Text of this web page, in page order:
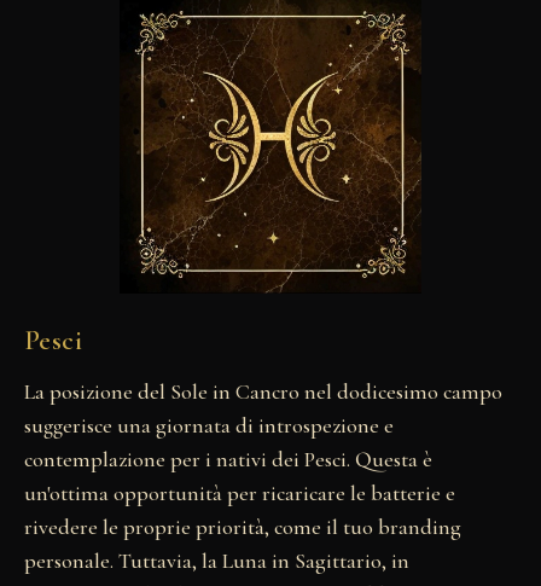
Pesci
La posizione del Sole in Cancro nel dodicesimo campo
suggerisce una giornata di introspezione e
contemplazione per i nativi dei Pesci. Questa è
un'ottima opportunità per ricaricare le batterie e
rivedere le proprie priorità, come il tuo branding
personale. Tuttavia, la Luna in Sagittario, in